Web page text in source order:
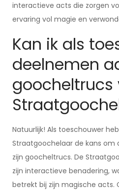
interactieve acts die zorgen
ervaring vol magie en
Kan ik als
deelnemen
goocheltrucs
Natuurlijk! Als toeschouwer
Straatgoochelaar de kans
zijn goocheltrucs. De
zijn interactieve benadering,
betrekt bij zijn magische acts.